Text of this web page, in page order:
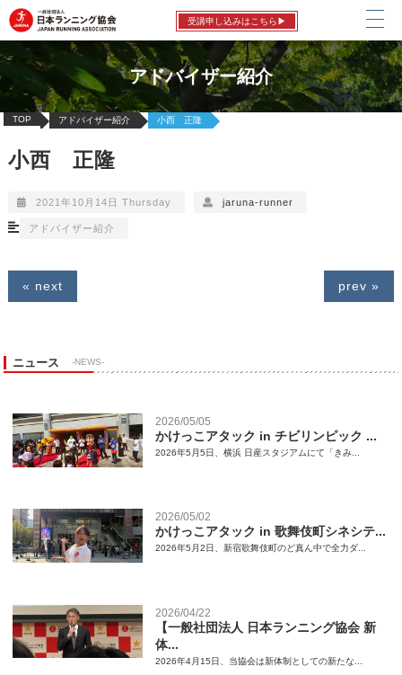
受講申し込みはこちら▶
アドバイザー紹介
TOP アドバイザー紹介 小西 正隆
小西 正隆
2021年10月14日 Thursday jaruna-runner
アドバイザー紹介
« next prev »
ニュース -NEWS-
2026/05/05
かけっこアタック in チビリンピック ...
2026年5月5日、横浜 日産スタジアムにて「きみ...
2026/05/02
かけっこアタック in 歌舞伎町シネシテ...
2026年5月2日、新宿歌舞伎町のど真ん中で全力ダ...
2026/04/22
【一般社団法人 日本ランニング協会 新
体...
2026年4月15日、当協会は新体制としての新たな...